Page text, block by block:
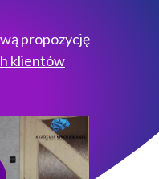
propozycję
klientów